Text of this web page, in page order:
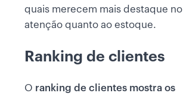
quais merecem mais destaque no
atenção quanto ao estoque.
Ranking de clientes
O ranking de clientes mostra os